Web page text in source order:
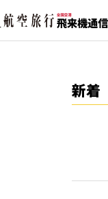
新着